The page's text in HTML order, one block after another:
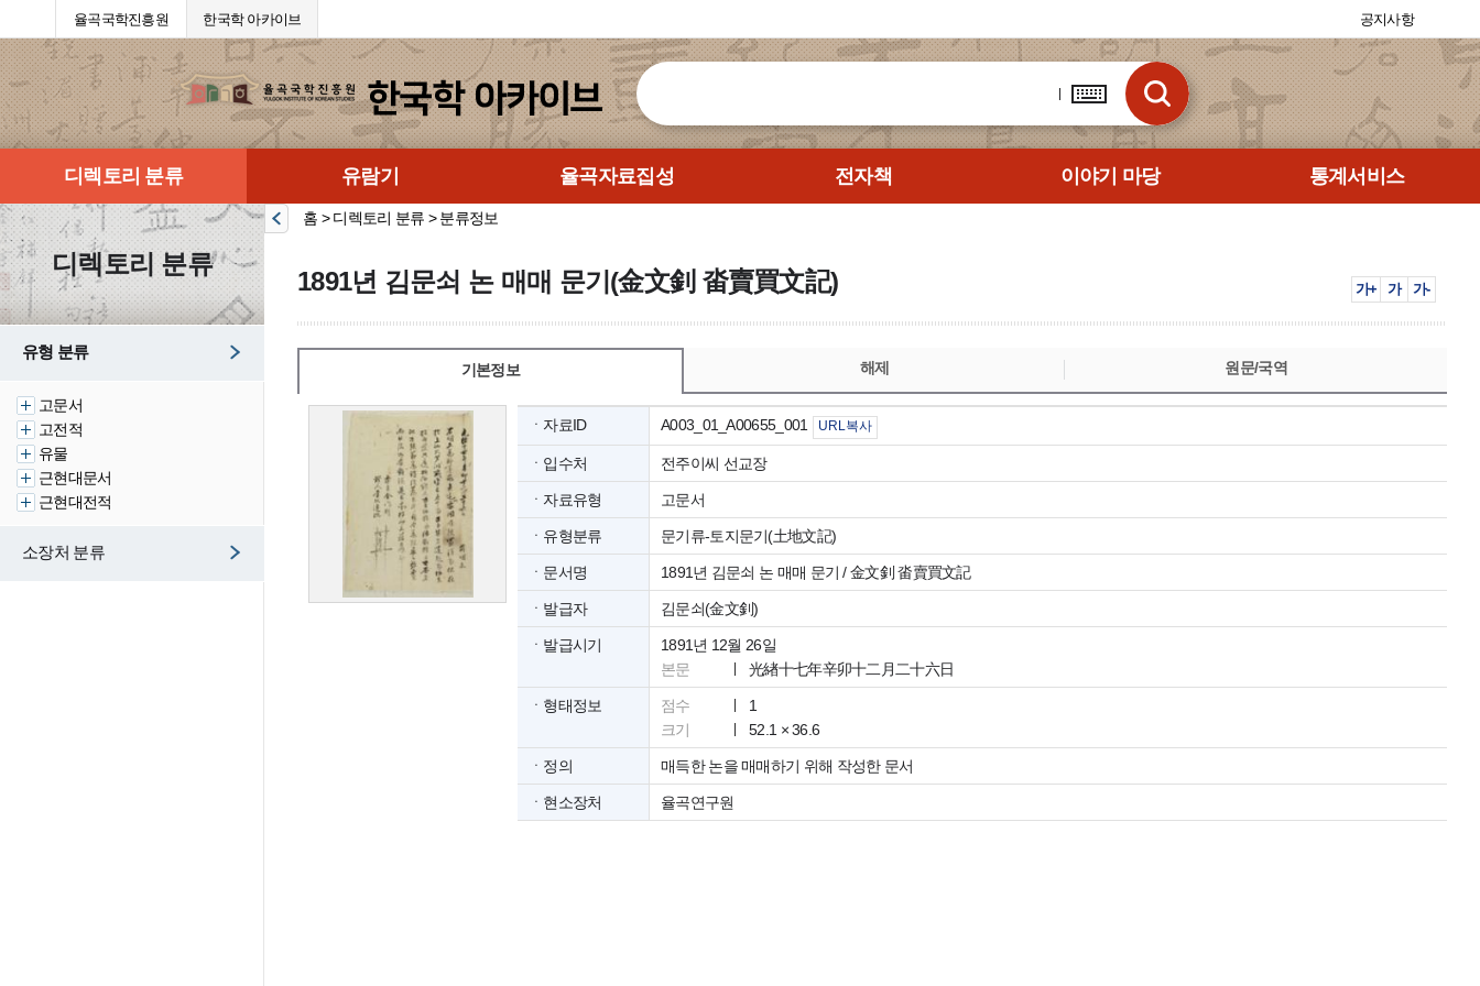
율곡국학진흥원 한국학 아카이브 공지사항
디렉토리 분류 유람기 율곡자료집성 전자책 이야기 마당 통계서비스
디렉토리 분류
유형 분류
고문서
고전적
유물
근현대문서
근현대전적
소장처 분류
홈 > 디렉토리 분류 > 분류정보
1891년 김문쇠 논 매매 문기(金文釗 畓賣買文記) 가+ 가 가-
기본정보 해제 원문/국역
ㆍ자료ID A003_01_A00655_001 URL복사
ㆍ입수처 전주이씨 선교장
ㆍ자료유형 고문서
ㆍ유형분류 문기류-토지문기(土地文記)
ㆍ문서명 1891년 김문쇠 논 매매 문기 / 金文釗 畓賣買文記
ㆍ발급자 김문쇠(金文釗)
ㆍ발급시기
1891년 12월 26일
본문
光緖十七年辛卯十二月二十六日
ㆍ형태정보 점수
1
크기
52.1 × 36.6
ㆍ정의 매득한 논을 매매하기 위해 작성한 문서
ㆍ현소장처 율곡연구원